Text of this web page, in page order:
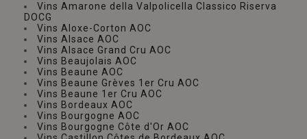
Vins Amarone della Valpolicella Classico Riserva
DOCG
Vins Aloxe-Corton AOC
Vins Alsace AOC
Vins Alsace Grand Cru AOC
Vins Beaujolais AOC
Vins Beaune AOC
Vins Beaune Grèves 1er Cru AOC
Vins Beaune 1er Cru AOC
Vins Bordeaux AOC
Vins Bourgogne AOC
Vins Bourgogne Côte d'Or AOC